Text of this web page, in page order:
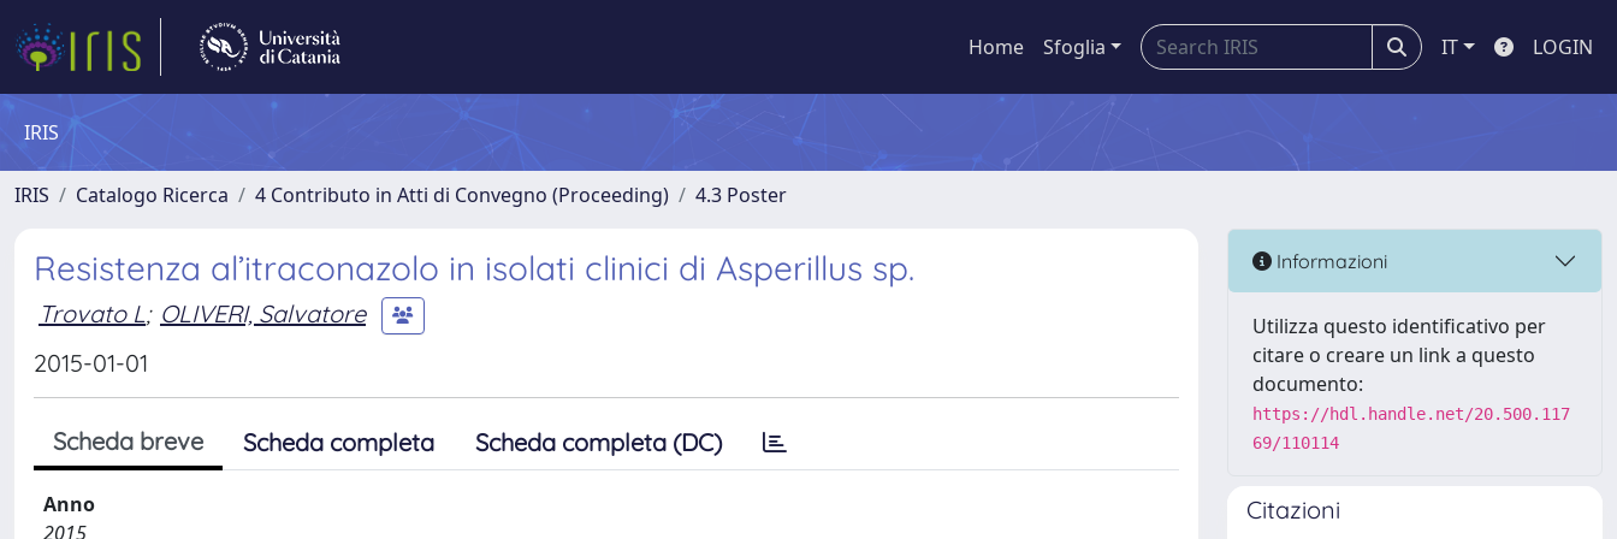
Home Sfoglia IT LOGIN
IRIS
IRIS Catalogo Ricerca 4 Contributo in Atti di Convegno (Proceeding) 4.3 Poster
Resistenza al’itraconazolo in isolati clinici di Asperillus sp.
Trovato L; OLIVERI, Salvatore
2015-01-01
Scheda breve Scheda completa Scheda completa (DC)
Anno
2015
Informazioni
Utilizza questo identificativo per
citare o creare un link a questo
documento:
https://hdl.handle.net/20.500.117
69/110114
Citazioni